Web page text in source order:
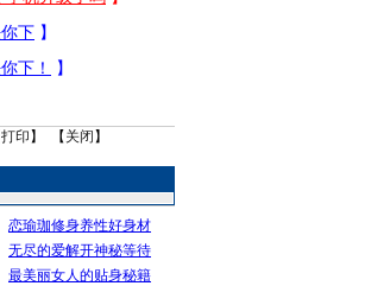
打印 】 【 关闭 】